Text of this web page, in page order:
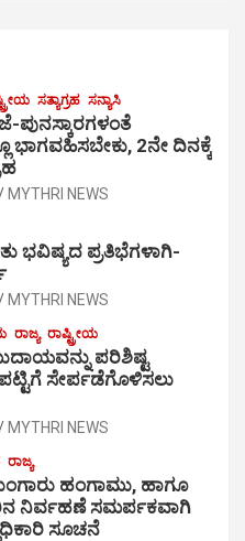
ಸತ್ಯಾಗ್ರಹ ಸನ್ಯಾಸಿ
ಪುನಸ್ಕಾರಗಳಂತೆ
ಭಾಗವಹಿಸಬೇಕು, 2ನೇ ದಿನಕ್ಕೆ
MYTHRI NEWS
ಭವಿಷ್ಯದ ಪ್ರತಿಭೆಗಳಾಗಿ-
MYTHRI NEWS
ರಾಜ್ಯ ರಾಷ್ಟ್ರೀಯ
ಪರಿಶಿಷ್ಟ
ಸೇರ್ಪಡೆಗೊಳಿಸಲು
MYTHRI NEWS
ರಾಜ್ಯ
ಹಂಗಾಮು, ಹಾಗೂ
ನಿರ್ವಹಣೆ ಸಮರ್ಪಕವಾಗಿ
ಸೂಚನೆ